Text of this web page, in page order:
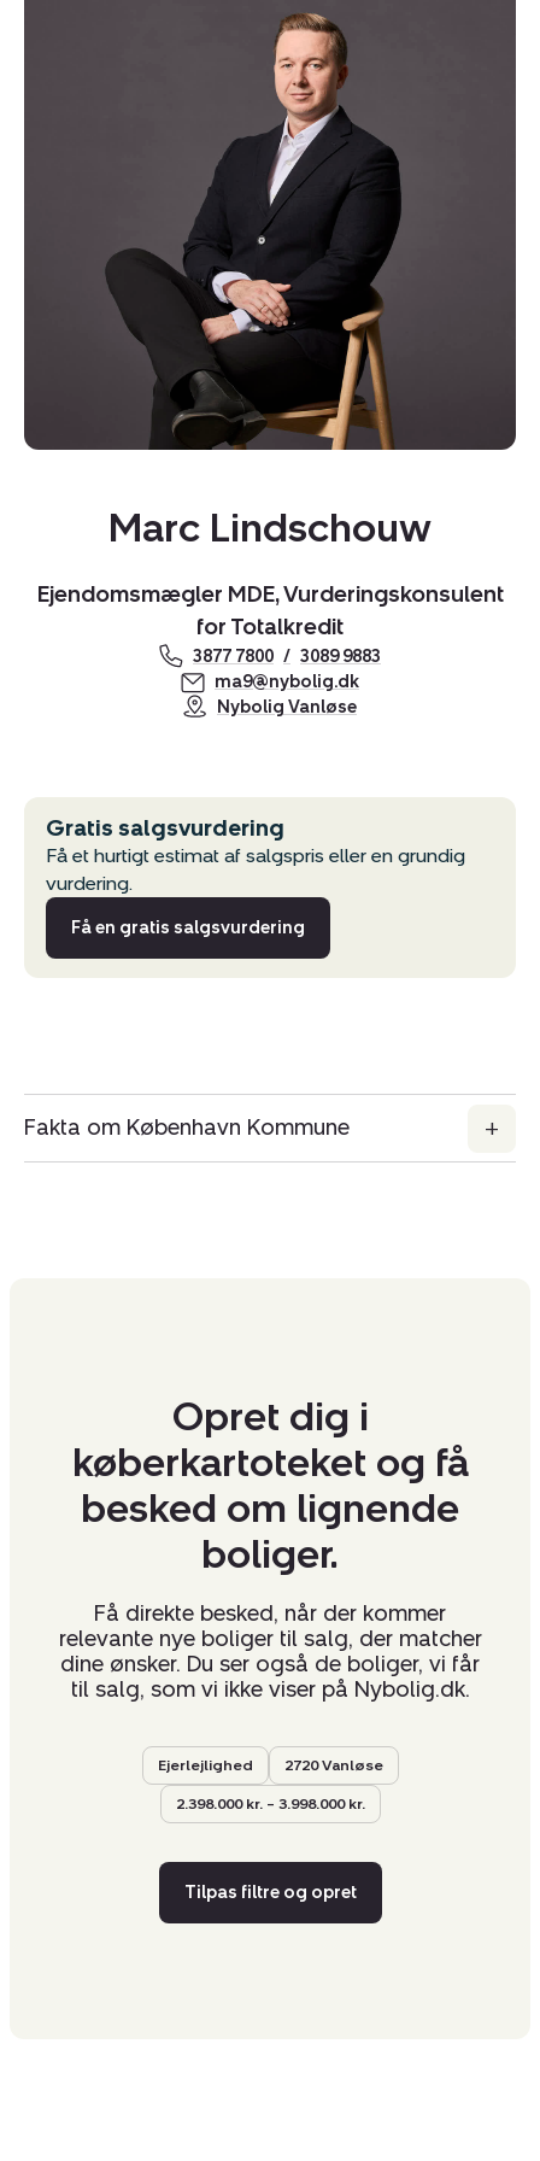
Marc Lindschouw
Ejendomsmægler MDE, Vurderingskonsulent
for Totalkredit
3877 7800
3089 9883
ma9@nybolig.dk
Nybolig Vanløse
Gratis salgsvurdering
Få et hurtigt estimat af salgspris eller en grundig
vurdering.
Få en gratis salgsvurdering
Fakta om København Kommune
Opret dig i
køberkartoteket og få
besked om lignende
boliger.
Få direkte besked, når der kommer
relevante nye boliger til salg, der matcher
dine ønsker. Du ser også de boliger, vi får
til salg, som vi ikke viser på Nybolig.dk.
Ejerlejlighed 2720 Vanløse
2.398.000 kr. – 3.998.000 kr.
Tilpas filtre og opret
Kopier link
Del via mail